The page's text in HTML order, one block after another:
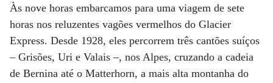
Às nove horas embarcamos para uma viagem de sete
horas nos reluzentes vagões vermelhos do Glacier
Express. Desde 1928, eles percorrem três cantões suíços
– Grisões, Uri e Valais –, nos Alpes, cruzando a cadeia
de Bernina até o Matterhorn, a mais alta montanha do